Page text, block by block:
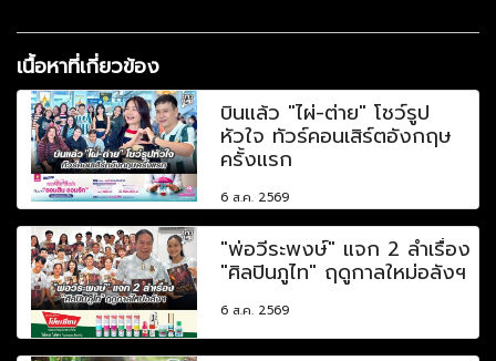
เนื้อหาที่เกี่ยวข้อง
บินแล้ว "ไผ่-ต่าย" โชว์รูป
หัวใจ ทัวร์คอนเสิร์ตอังกฤษ
ครั้งแรก
6 ส.ค. 2569
"พ่อวีระพงษ์" แจก 2 ลำเรื่อง
"ศิลปินภูไท" ฤดูกาลใหม่อลังฯ
6 ส.ค. 2569